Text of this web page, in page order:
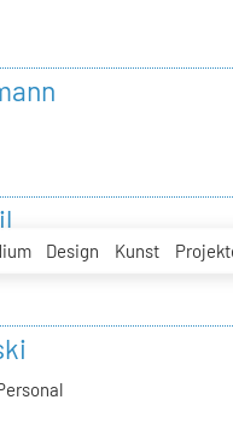
Design Kunst